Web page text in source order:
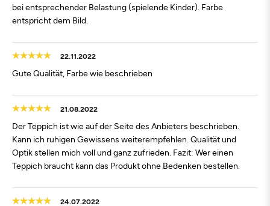
bei entsprechender Belastung (spielende Kinder). Farbe
entspricht dem Bild.
22.11.2022
Gute Qualität, Farbe wie beschrieben
21.08.2022
Der Teppich ist wie auf der Seite des Anbieters beschrieben.
Kann ich ruhigen Gewissens weiterempfehlen. Qualität und
Optik stellen mich voll und ganz zufrieden. Fazit: Wer einen
Teppich braucht kann das Produkt ohne Bedenken bestellen.
24.07.2022